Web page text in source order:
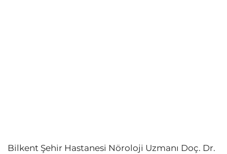
Bilkent Şehir Hastanesi Nöroloji Uzmanı Doç. Dr.